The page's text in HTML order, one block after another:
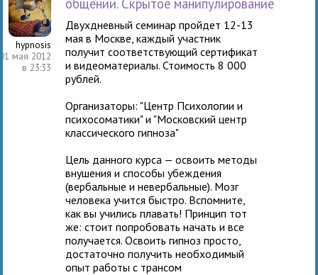
hypnosis
01 мая 2012
в 23:33
Двухдневный семинар пройдет 12-13
мая в Москве, каждый участник
получит соответствующий сертификат
и видеоматериалы. Стоимость 8 000
рублей.
Организаторы: "Центр Психологии и
психосоматики" и "Московский центр
классического гипноза"
Цель данного курса — освоить методы
внушения и способы убеждения
(вербальные и невербальные). Мозг
человека учится быстро. Вспомните,
как вы учились плавать! Принцип тот
же: стоит попробовать начать и все
получается. Освоить гипноз просто,
достаточно получить необходимый
опыт работы с трансом